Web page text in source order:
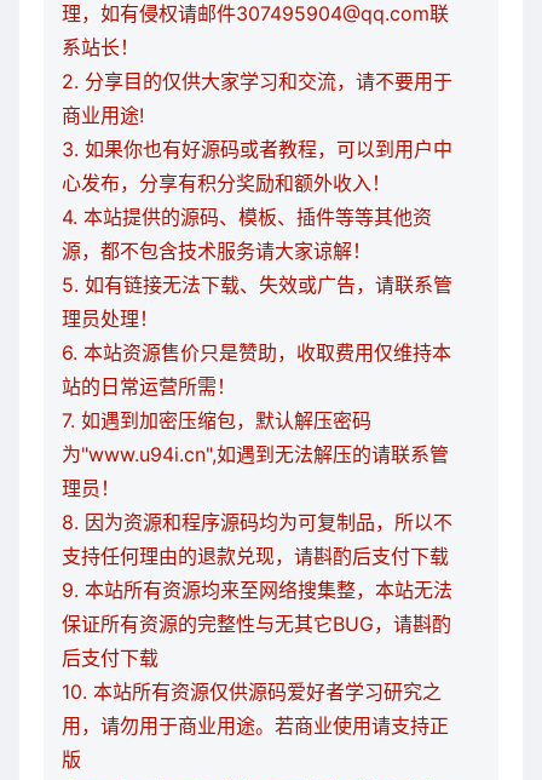
理，如有侵权请邮件307495904@qq.com联
系站长！
2. 分享目的仅供大家学习和交流，请不要用于
商业用途!
3. 如果你也有好源码或者教程，可以到用户中
心发布，分享有积分奖励和额外收入！
4. 本站提供的源码、模板、插件等等其他资
源，都不包含技术服务请大家谅解！
5. 如有链接无法下载、失效或广告，请联系管
理员处理！
6. 本站资源售价只是赞助，收取费用仅维持本
站的日常运营所需！
7. 如遇到加密压缩包，默认解压密码
为"www.u94i.cn",如遇到无法解压的请联系管
理员！
8. 因为资源和程序源码均为可复制品，所以不
支持任何理由的退款兑现，请斟酌后支付下载
9. 本站所有资源均来至网络搜集整，本站无法
保证所有资源的完整性与无其它BUG，请斟酌
后支付下载
10. 本站所有资源仅供源码爱好者学习研究之
用，请勿用于商业用途。若商业使用请支持正
版